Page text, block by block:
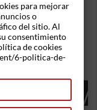
trasero
1996) 1.8 (75 cv)
disponemos de
LA MISMA
para mejorar
o
del sitio. Al
consentimiento
de cookies
6-politica-de-